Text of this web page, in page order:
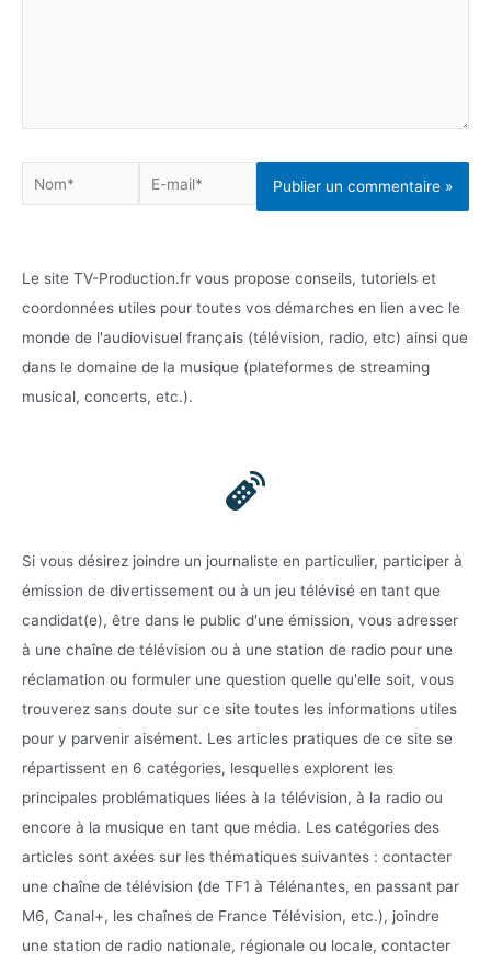
Nom*
E-
mail*
Le site TV-Production.fr vous propose conseils, tutoriels et
coordonnées utiles pour toutes vos démarches en lien avec le
monde de l'audiovisuel français (télévision, radio, etc) ainsi que
dans le domaine de la musique (plateformes de streaming
musical, concerts, etc.).
Si vous désirez joindre un journaliste en particulier, participer à
émission de divertissement ou à un jeu télévisé en tant que
candidat(e), être dans le public d'une émission, vous adresser
à une chaîne de télévision ou à une station de radio pour une
réclamation ou formuler une question quelle qu'elle soit, vous
trouverez sans doute sur ce site toutes les informations utiles
pour y parvenir aisément. Les articles pratiques de ce site se
répartissent en 6 catégories, lesquelles explorent les
principales problématiques liées à la télévision, à la radio ou
encore à la musique en tant que média. Les catégories des
articles sont axées sur les thématiques suivantes : contacter
une chaîne de télévision (de TF1 à Télénantes, en passant par
M6, Canal+, les chaînes de France Télévision, etc.), joindre
une station de radio nationale, régionale ou locale, contacter